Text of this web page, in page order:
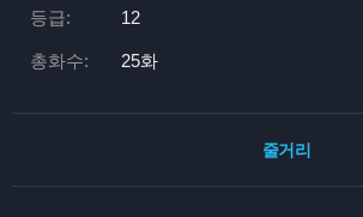
등급: 12
총화수: 25화
줄거리